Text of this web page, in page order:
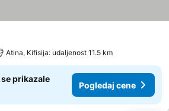
Atina, Kifisija: udaljenost 11.5 km
prikazale
Pogledaj cene